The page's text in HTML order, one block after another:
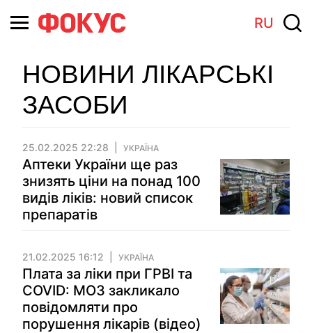
RU
НОВИНИ ЛІКАРСЬКІ
ЗАСОБИ
25.02.2025 22:28 УКРАЇНА
Аптеки України ще раз
знизять ціни на понад 100
видів ліків: новий список
препаратів
21.02.2025 16:12 УКРАЇНА
Плата за ліки при ГРВІ та
COVID: МОЗ закликало
повідомляти про
порушення лікарів (відео)